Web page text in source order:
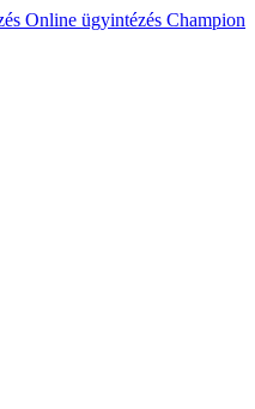
Online ügyintézés Champion